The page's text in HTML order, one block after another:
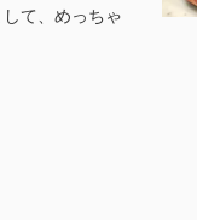
て、めっちゃ